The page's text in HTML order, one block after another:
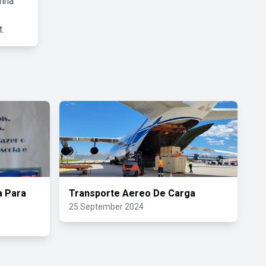
Para
Transporte Aereo De Carga
25 September 2024